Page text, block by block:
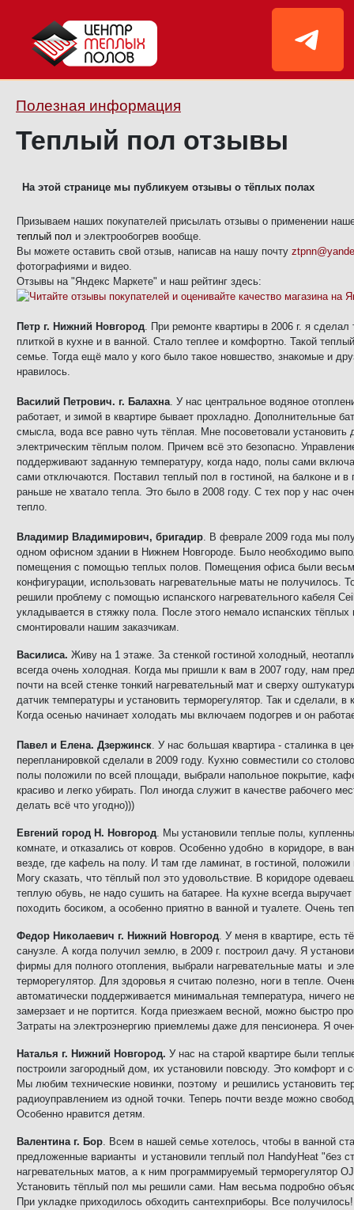
Полезная информация
Теплый пол отзывы
На этой странице мы публикуем отзывы о тёплых полах
Призываем наших покупателей присылать отзывы о применении
теплый пол и электрообогрев вообще.
Вы можете оставить свой отзыв, написав на нашу почту
фотографиями и видео.
Отзывы на "Яндекс Маркете" и наш рейтинг здесь:
Петр г. Нижний Новгород. При ремонте квартиры в 2006 г. я
плиткой в кухне и в ванной. Стало теплее и комфортно. Такой
семье. Тогда ещё мало у кого было такое новшество, знакомые и
нравилось.
Василий Петрович. г. Балахна. У нас центральное водяное
работает, и зимой в квартире бывает прохладно. Дополнительные
смысла, вода все равно чуть тёплая. Мне посоветовали установить
электрическим тёплым полом. Причем всё это безопасно.
поддерживают заданную температуру, когда надо, полы сами
сами отключаются. Поставил теплый пол в гостиной, на балконе и в
раньше не хватало тепла. Это было в 2008 году. С тех пор у нас
тепло.
Владимир Владимирович, бригадир. В феврале 2009 года мы
одном офисном здании в Нижнем Новгороде. Было необходимо
помещения с помощью теплых полов. Помещения офиса были
конфигурации, использовать нагревательные маты не получилось.
решили проблему с помощью испанского нагревательного кабеля
укладывается в стяжку пола. После этого немало испанских тёплых
смонтировали нашим заказчикам.
Василиса. Живу на 1 этаже. За стенкой гостиной холодный,
всегда очень холодная. Когда мы пришли к вам в 2007 году, нам
почти на всей стенке тонкий нагревательный мат и сверху
датчик температуры и установить терморегулятор. Так и сделали, в
Когда осенью начинает холодать мы включаем подогрев и он
Павел и Елена. Дзержинск. У нас большая квартира - сталинка в
перепланировкой сделали в 2009 году. Кухню совместили со
полы положили по всей площади, выбрали напольное покрытие,
красиво и легко убирать. Пол иногда служит в качестве рабочего
делать всё что угодно)))
Евгений город Н. Новгород. Мы установили теплые полы,
комнате, и отказались от ковров. Особенно удобно в коридоре, в
везде, где кафель на полу. И там где ламинат, в гостиной, положили
Могу сказать, что тёплый пол это удовольствие. В коридоре
теплую обувь, не надо сушить на батарее. На кухне всегда
походить босиком, а особенно приятно в ванной и туалете. Очень
Федор Николаевич г. Нижний Новгород. У меня в квартире, есть
санузле. А когда получил землю, в 2009 г. построил дачу. Я
фирмы для полного отопления, выбрали нагревательные маты и
терморегулятор. Для здоровья я считаю полезно, ноги в тепле.
автоматически поддерживается минимальная температура, ничего
замерзает и не портится. Когда приезжаем весной, можно быстро
Затраты на электроэнергию приемлемы даже для пенсионера. Я
Наталья г. Нижний Новгород. У нас на старой квартире были
построили загородный дом, их установили повсюду. Это комфорт и
Мы любим технические новинки, поэтому и решились установить
радиоуправлением из одной точки. Теперь почти везде можно
Особенно нравится детям.
Валентина г. Бор. Всем в нашей семье хотелось, чтобы в ванной
предложенные варианты и установили теплый пол HandyHeat "без
нагревательных матов, а к ним программируемый терморегулятор OJ
Установить тёплый пол мы решили сами. Нам весьма подробно
При укладке приходилось обходить сантехприборы. Все